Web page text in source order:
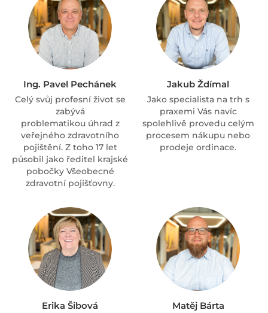
Ing. Pavel Pechánek
Celý svůj profesní život se
zabývá
problematikou úhrad z
veřejného zdravotního
pojištění. Z toho 17 let
působil jako ředitel krajské
pobočky Všeobecné
zdravotní pojišťovny.
Jakub Ždímal
Jako specialista na trh s
praxemi Vás navíc
spolehlivě provedu celým
procesem nákupu nebo
prodeje ordinace.
Erika Šibová Matěj Bárta